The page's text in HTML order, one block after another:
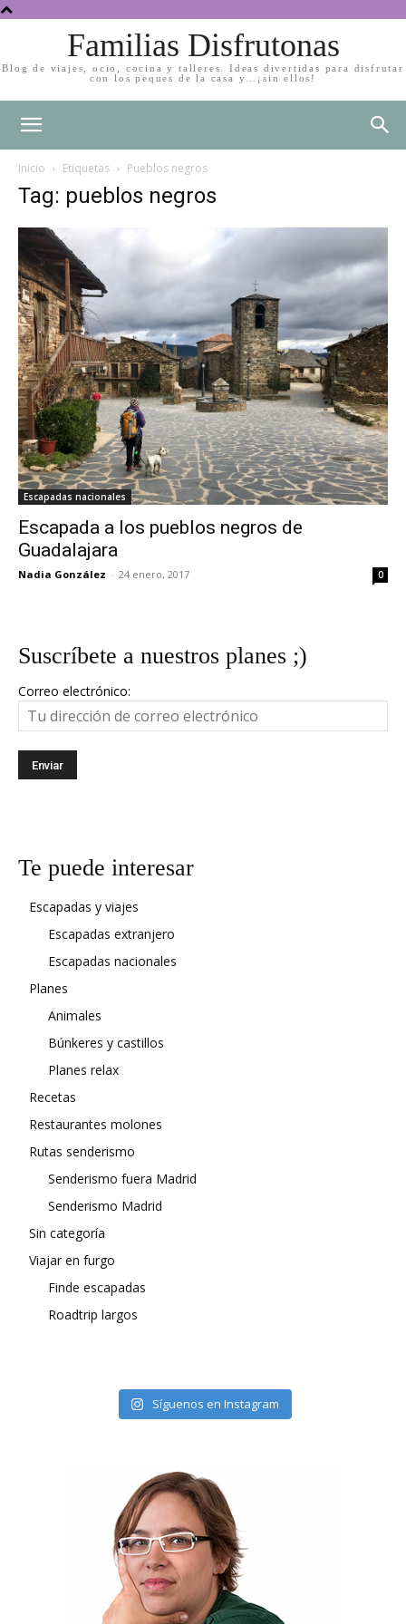
Familias Disfrutonas
Blog de viajes, ocio, cocina y talleres. Ideas divertidas para disfrutar
con los peques de la casa y…¡sin ellos!
Inicio Etiquetas Pueblos negros
Tag: pueblos negros
Escapadas nacionales
Escapada a los pueblos negros de
Guadalajara
Nadia González - 24 enero, 2017 0
Suscríbete a nuestros planes ;)
Correo electrónico:
Te puede interesar
Escapadas y viajes
Escapadas extranjero
Escapadas nacionales
Planes
Animales
Búnkeres y castillos
Planes relax
Recetas
Restaurantes molones
Rutas senderismo
Senderismo fuera Madrid
Senderismo Madrid
Sin categoría
Viajar en furgo
Finde escapadas
Roadtrip largos
Síguenos en Instagram